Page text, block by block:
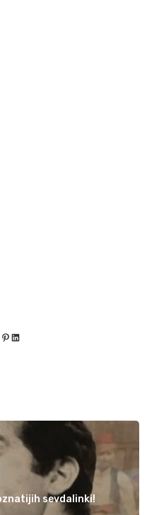
Facebook
Pinterest
LinkedIn
sevdalinki!